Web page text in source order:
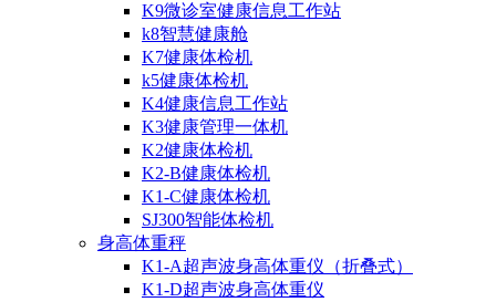
K9微诊室健康信息工作站
k8智慧健康舱
K7健康体检机
k5健康体检机
K4健康信息工作站
K3健康管理一体机
K2健康体检机
K2-B健康体检机
K1-C健康体检机
SJ300智能体检机
身高体重秤
K1-A超声波身高体重仪（折叠式）
K1-D超声波身高体重仪